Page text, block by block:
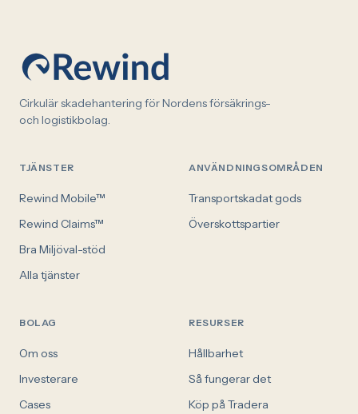
Cirkulär skadehantering för Nordens försäkrings-
och logistikbolag.
TJÄNSTER
Rewind Mobile™
Rewind Claims™
Bra Miljöval-stöd
Alla tjänster
ANVÄNDNINGSOMRÅDEN
Transportskadat gods
Överskottspartier
BOLAG
Om oss
Investerare
Cases
RESURSER
Hållbarhet
Så fungerar det
Köp på Tradera